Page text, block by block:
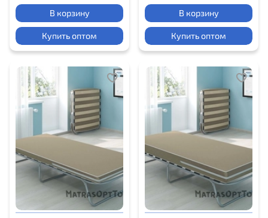
В корзину
Купить оптом
В корзину
Купить оптом